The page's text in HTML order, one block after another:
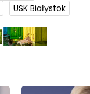
USK Białystok